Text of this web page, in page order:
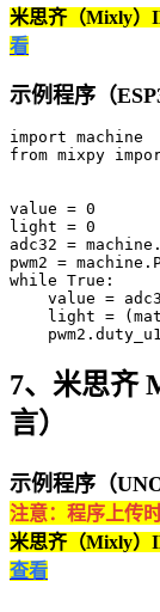
米思齐（Mixly）
看
示例程序（
import machine
from mixpy
value = 0
light = 0
adc32 =
pwm2 =
while True:
value =
light =
7、米思齐
言）
示例程序（
注意：程序上传
米思齐（Mixly）
查看